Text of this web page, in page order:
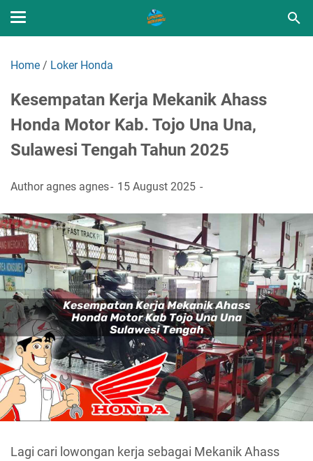
Home / Loker Honda
Kesempatan Kerja Mekanik Ahass
Honda Motor Kab. Tojo Una Una,
Sulawesi Tengah Tahun 2025
Author agnes agnes 15 August 2025
Lagi cari lowongan kerja sebagai Mekanik Ahass